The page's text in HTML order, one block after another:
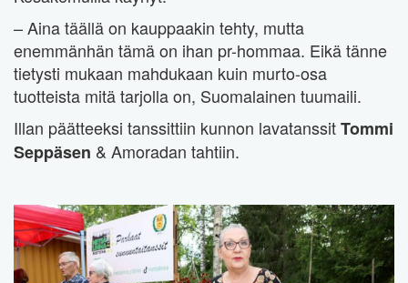
– Aina täällä on kauppaakin tehty, mutta
enemmänhän tämä on ihan pr-hommaa. Eikä tänne
tietysti mukaan mahdukaan kuin murto-osa
tuotteista mitä tarjolla on, Suomalainen tuumaili.
Illan päätteeksi tanssittiin kunnon lavatanssitTommi
Seppäsen & Amoradan tahtiin.